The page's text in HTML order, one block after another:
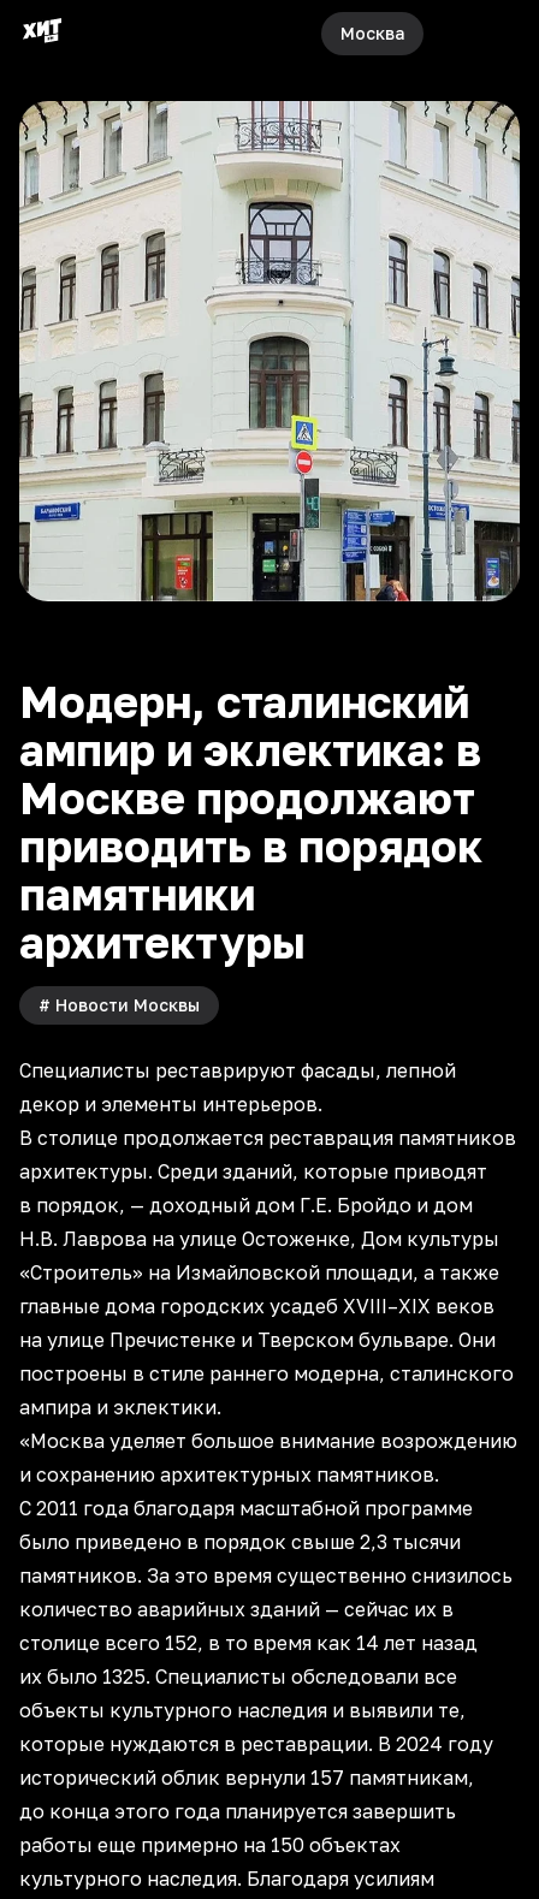
Москва
Модерн, сталинский
ампир и эклектика: в
Москве продолжают
приводить в порядок
памятники
архитектуры
# Новости Москвы
Специалисты реставрируют фасады, лепной
декор и элементы интерьеров.
В столице продолжается реставрация памятников
архитектуры. Среди зданий, которые приводят
в порядок, — доходный дом Г.Е. Бройдо и дом
Н.В. Лаврова на улице Остоженке, Дом культуры
«Строитель» на Измайловской площади, а также
главные дома городских усадеб XVIII–XIX веков
на улице Пречистенке и Тверском бульваре. Они
построены в стиле раннего модерна, сталинского
ампира и эклектики.
«Москва уделяет большое внимание возрождению
и сохранению архитектурных памятников.
С 2011 года благодаря масштабной программе
было приведено в порядок свыше 2,3 тысячи
памятников. За это время существенно снизилось
количество аварийных зданий — сейчас их в
столице всего 152, в то время как 14 лет назад
их было 1325. Специалисты обследовали все
объекты культурного наследия и выявили те,
которые нуждаются в реставрации. В 2024 году
исторический облик вернули 157 памятникам,
до конца этого года планируется завершить
работы еще примерно на 150 объектах
культурного наследия. Благодаря усилиям